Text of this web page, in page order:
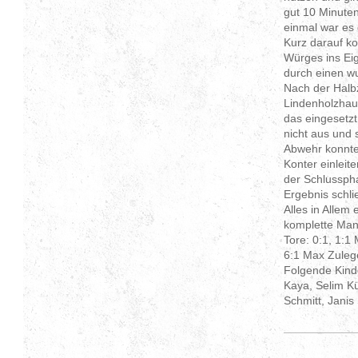
gut 10
einmal war
Kurz darauf
Würges ins
durch einen
Nach der
das
nicht aus und
Abwehr
Konter
der
Ergebnis
Alles in Allem
komplette
Tore: 0:1, 1:1
6:1 Max
Folgende
Kaya, Selim
Schmitt,